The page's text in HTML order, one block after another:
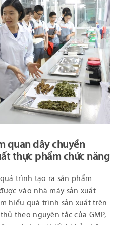
quan dây chuyền
thực phẩm chức năng
trình tạo ra sản phẩm
vào nhà máy sản xuất
hiểu quá trình sản xuất trên
theo nguyên tắc của GMP,